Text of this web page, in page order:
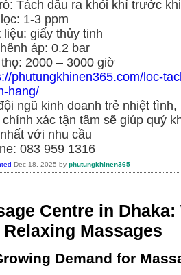
Tách dầu ra khỏi khí trước
1-3 ppm
liệu: giấy thủy tinh
áp: 0.2 bar
2000 – 3000 giờ
phutungkhinen365.com/loc-
hang/
ngũ kinh doanh trẻ nhiệt
chính xác tận tâm sẽ giúp quý
với nhu cầu
083 959 1316
Dec 18, 2025 by phutungkhinen365
Centre in
Massages
Demand for